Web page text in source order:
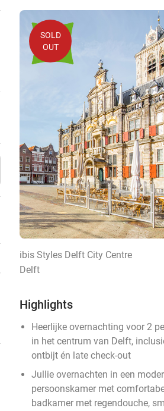
SOLD
OUT
ibis Styles Delft City Centre
Delft
Highlights
Heerlijke overnachting voor 2
in het centrum van Delft,
ontbijt én late check-out
Jullie overnachten in een
persoonskamer met
badkamer met regendouche,